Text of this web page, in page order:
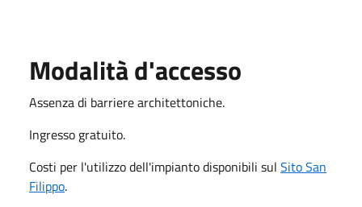
Modalità d'accesso
Assenza di barriere architettoniche.
Ingresso gratuito.
Costi per l'utilizzo dell'impianto disponibili sul Sito San
Filippo.